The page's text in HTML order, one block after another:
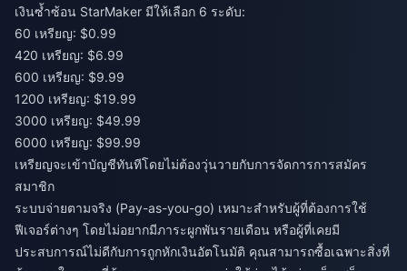
เงินซ้ำซ้อน StarMaker มีให้เลือก 6 ระดับ:
60 เหรียญ: $0.99
420 เหรียญ: $6.99
600 เหรียญ: $9.99
1200 เหรียญ: $19.99
3000 เหรียญ: $49.99
6000 เหรียญ: $99.99
เหรียญจะเข้าบัญชีทันทีโดยไม่ต้องวุ่นวายกับการจัดการการสมัคร
สมาชิก
ระบบจ่ายตามจริง (Pay-as-you-go) เหมาะสำหรับผู้ที่ต้องการใช้
ฟีเจอร์ต่างๆ โดยไม่อยากมีภาระผูกพันรายเดือน หรือผู้ที่เคยมี
ประสบการณ์ไม่ดีกับการถูกหักเงินอัตโนมัติ คุณสามารถซื้อเฉพาะสิ่งที่